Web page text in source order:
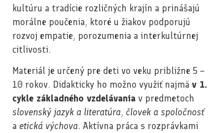
kultúru a tradície rozličných krajín a prinášajú
morálne poučenia, ktoré u žiakov podporujú
rozvoj empatie, porozumenia a interkultúrnej
citlivosti.
Materiál je určený pre deti vo veku približne 5 –
10 rokov. Didakticky ho možno využiť najmä v 1.
cykle základného vzdelávania v predmetoch
slovenský jazyk a literatúra, človek a spoločnosť
a etická výchova. Aktívna práca s rozprávkami